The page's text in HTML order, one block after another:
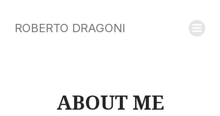
ROBERTO DRAGONI
ABOUT ME